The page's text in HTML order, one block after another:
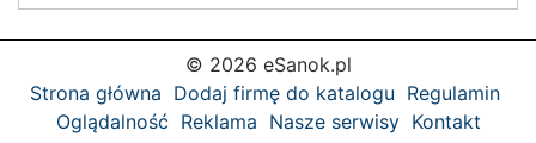
© 2026 eSanok.pl
Strona główna Dodaj firmę do katalogu Regulamin
Oglądalność Reklama Nasze serwisy Kontakt